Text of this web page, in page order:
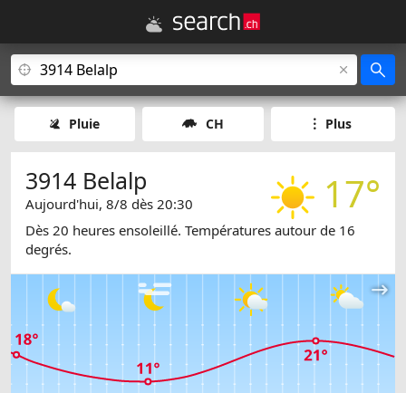
Pluie CH Plus
17°
3914 Belalp
Aujourd'hui, 8/8 dès 20:30
Dès 20 heures ensoleillé. Températures autour de 16
degrés.